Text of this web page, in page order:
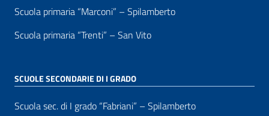
Scuola primaria “Marconi” – Spilamberto
Scuola primaria “Trenti” – San Vito
SCUOLE SECONDARIE DI I GRADO
Scuola sec. di I grado “Fabriani” – Spilamberto